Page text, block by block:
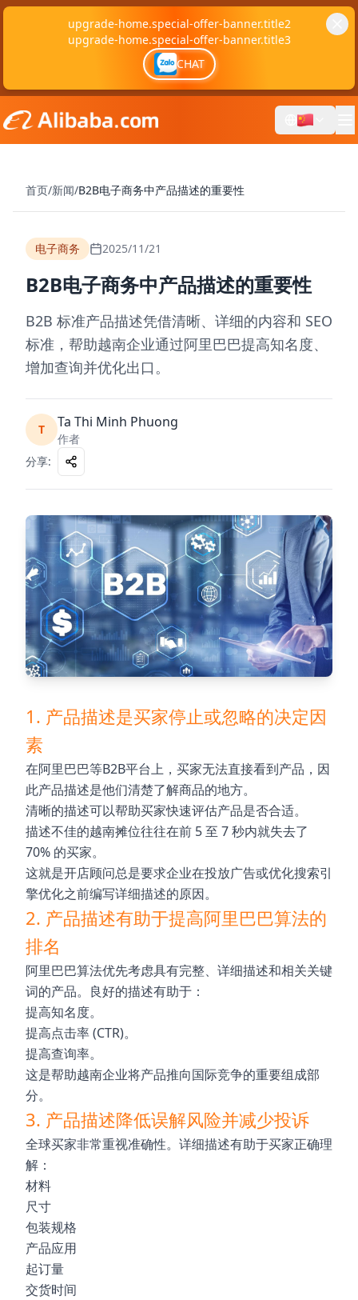
upgrade-home.special-offer-banner.title2
upgrade-home.special-offer-banner.title3
CHAT
首页/新闻/B2B电子商务中产品描述的重要性
电子商务 2025/11/21
B2B电子商务中产品描述的重要性
B2B 标准产品描述凭借清晰、详细的内容和 SEO
标准，帮助越南企业通过阿里巴巴提高知名度、
增加查询并优化出口。
T Ta Thi Minh Phuong
作者
分享:
1. 产品描述是买家停止或忽略的决定因
素
在阿里巴巴等B2B平台上，买家无法直接看到产品，因
此产品描述是他们清楚了解商品的地方。
清晰的描述可以帮助买家快速评估产品是否合适。
描述不佳的越南摊位往往在前 5 至 7 秒内就失去了
70% 的买家。
这就是开店顾问总是要求企业在投放广告或优化搜索引
擎优化之前编写详细描述的原因。
2. 产品描述有助于提高阿里巴巴算法的
排名
阿里巴巴算法优先考虑具有完整、详细描述和相关关键
词的产品。良好的描述有助于：
提高知名度。
提高点击率 (CTR)。
提高查询率。
这是帮助越南企业将产品推向国际竞争的重要组成部
分。
3. 产品描述降低误解风险并减少投诉
全球买家非常重视准确性。详细描述有助于买家正确理
解：
材料
尺寸
包装规格
产品应用
起订量
交货时间